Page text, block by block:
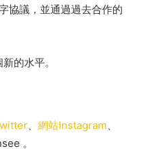
協議，並通過過去合作的
的水平。
、 網站Instagram、
。